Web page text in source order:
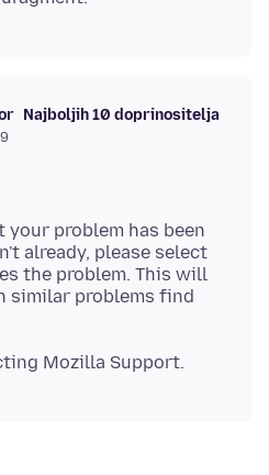
Najboljih 10 doprinositelja
your problem has been
already, please select
the problem. This will
similar problems find